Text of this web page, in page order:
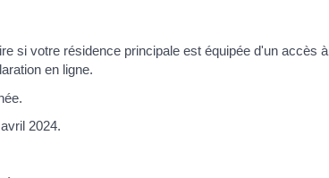
si votre résidence principale est équipée d'un accès à
en ligne.
2024.